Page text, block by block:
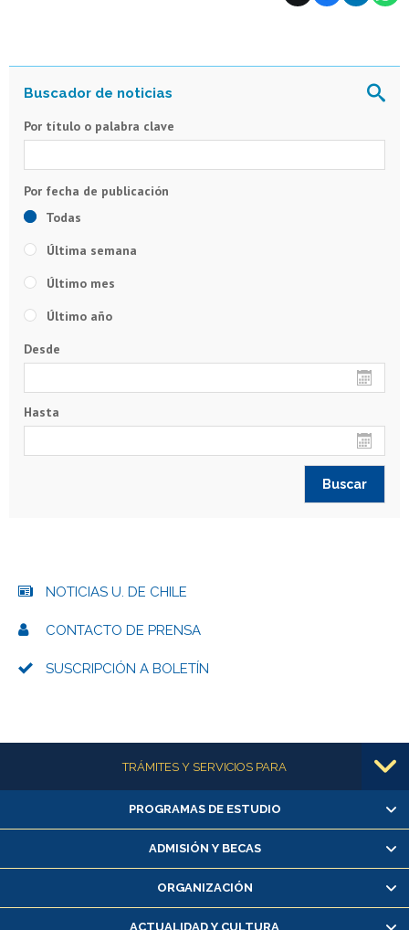
Por título o palabra clave
Todas
Última semana
Último mes
Último año
Desde
Hasta
NOTICIAS U. DE CHILE
CONTACTO DE PRENSA
SUSCRIPCIÓN A BOLETÍN
Más informaciónTRÁMITES Y SERVICIOS PARA
Alumnas/os y exalumnas/os
Matrícula en línea
Inscripción y cambio de asignaturas
Consulta y certificado de notas
PROGRAMAS DE ESTUDIO
ADMISIÓN Y BECAS
ORGANIZACIÓN
ACTUALIDAD Y CULTURA